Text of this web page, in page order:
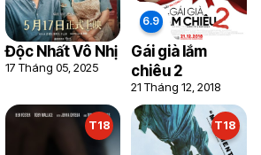
Độc Nhất Vô Nhị
17 Tháng 05, 2025
Gái già lắm
chiêu 2
21 Tháng 12, 2018
T18 T18